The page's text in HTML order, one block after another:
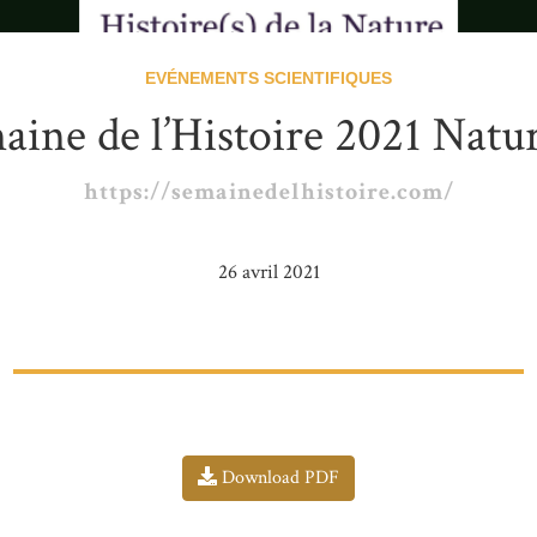
EVÉNEMENTS SCIENTIFIQUES
de l’Histoire 2021
https://semainedelhistoire.com/
26 avril 2021
Download PDF